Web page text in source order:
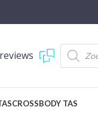
CROSSBODY TAS